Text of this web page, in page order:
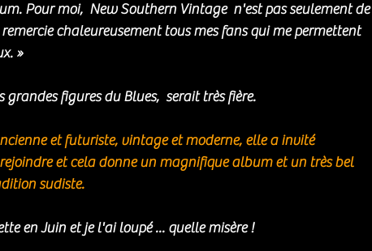
Pour moi,  New Southern Vintage  n'est pas seulement de
chaleureusement tous mes fans qui me permettent
»
figures du Blues,  serait très fière.
et futuriste, vintage et moderne, elle a invité
et cela donne un magnifique album et un très bel
sudiste.
en Juin et je l'ai loupé ... quelle misère !